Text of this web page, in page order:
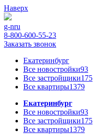
Наверх
g-nru
8-800-600-55-23
Заказать звонок
Екатеринбург
Все новостройки93
Все застройщики175
Все квартиры1379
Екатеринбург
Все новостройки93
Все застройщики175
Все квартиры1379